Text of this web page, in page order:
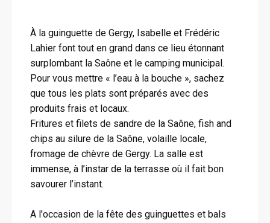
À la guinguette de Gergy, Isabelle et Frédéric
Lahier font tout en grand dans ce lieu étonnant
surplombant la Saône et le camping municipal.
Pour vous mettre « l’eau à la bouche », sachez
que tous les plats sont préparés avec des
produits frais et locaux.
Fritures et filets de sandre de la Saône, fish and
chips au silure de la Saône, volaille locale,
fromage de chèvre de Gergy. La salle est
immense, à l’instar de la terrasse où il fait bon
savourer l’instant.
A l'occasion de la fête des guinguettes et bals